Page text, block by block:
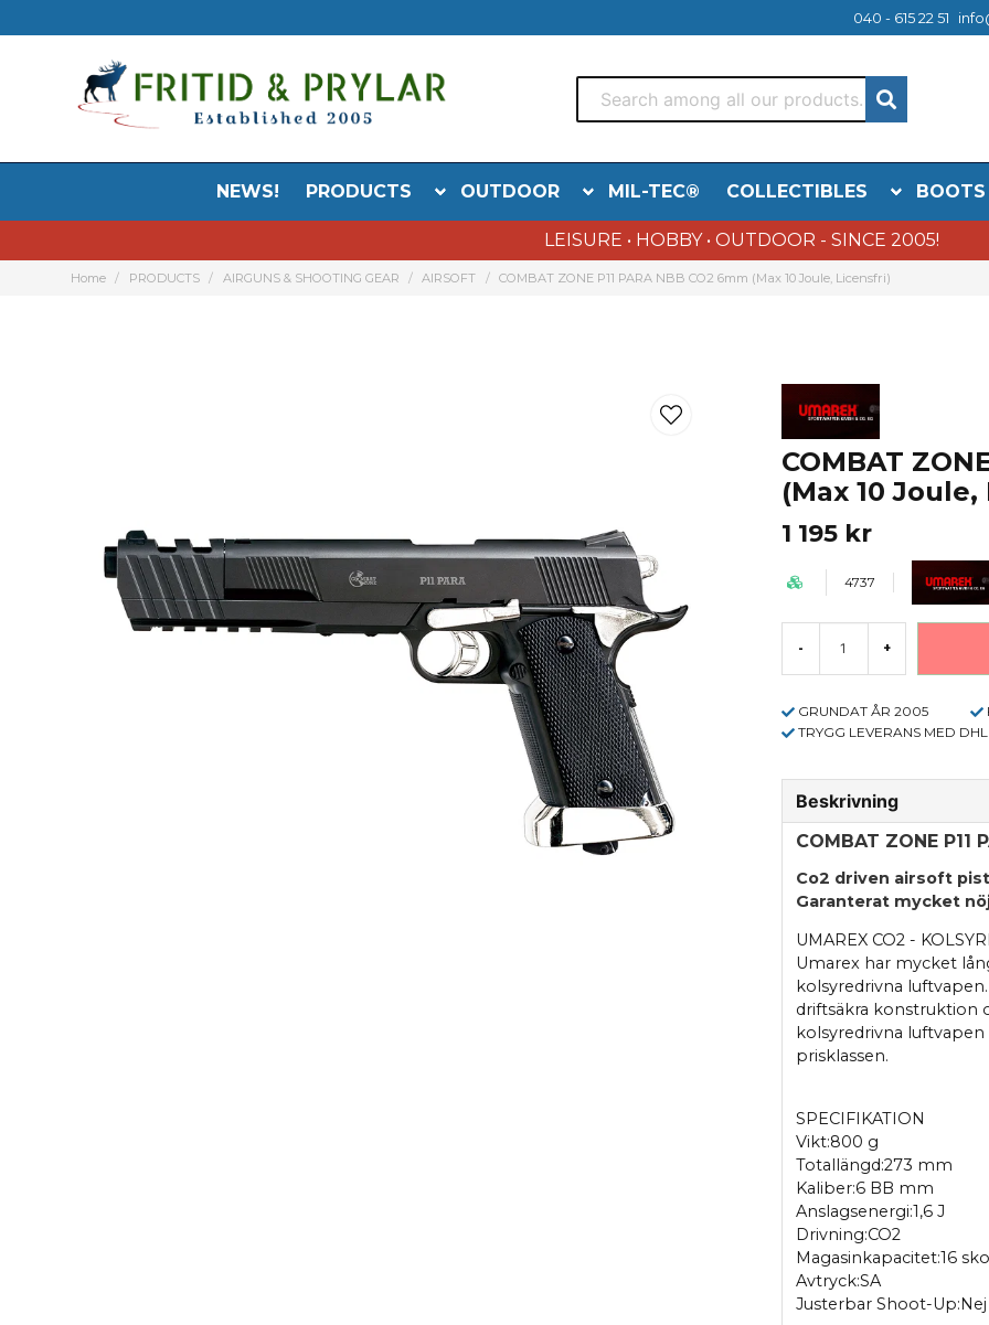
040 - 615 22 51
NEWS! PRODUCTS OUTDOOR MIL-TEC® COLLECTIBLES BOOTS
LEISURE • HOBBY • OUTDOOR - SINCE 2005!
Home PRODUCTS AIRGUNS & SHOOTING GEAR AIRSOFT COMBAT ZONE P11 PARA NBB CO2 6mm (Max 10 Joule, Licensfri)
COMBAT
(Max 10
1 195 kr
4737
- +
GRUNDAT ÅR 2005
TRYGG LEVERANS MED DHL
Beskrivning
COMBAT ZONE P11
Co2 driven airsoft
Garanterat mycket
UMAREX CO2 -
Umarex har mycket
kolsyredrivna
driftsäkra konstruktion
kolsyredrivna
prisklassen.
SPECIFIKATION
Vikt:800 g
Totallängd:273 mm
Kaliber:6 BB mm
Anslagsenergi:1,6 J
Drivning:CO2
Magasinkapacitet:16
Avtryck:SA
Justerbar Shoot-Up:Nej